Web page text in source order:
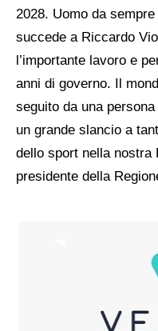
2028. Uomo da
succede a Riccardo
l’importante lavoro e
anni di governo. Il
seguito da una
un grande slancio a
dello sport nella nostra
presidente della